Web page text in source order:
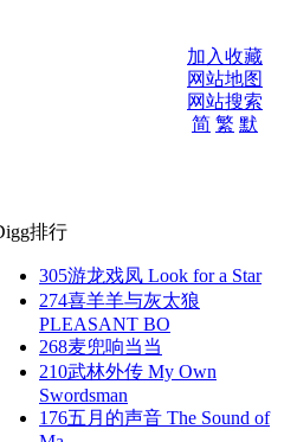
加入收藏
网站地图
网站搜索
简 繁 默
排行
305游龙戏凤 Look for a Star
274喜羊羊与灰太狼
PLEASANT BO
268麦兜响当当
210武林外传 My Own
Swordsman
176五月的声音 The Sound of